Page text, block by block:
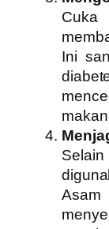
Ini
Asam